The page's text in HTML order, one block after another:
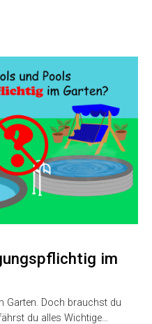
im
Garten. Doch brauchst du
du alles Wichtige…